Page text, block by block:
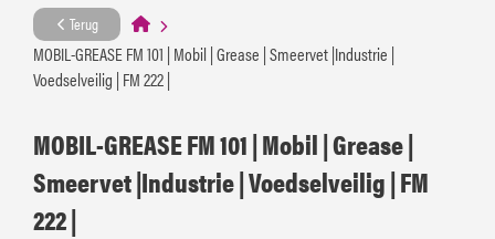
Terug
MOBIL-GREASE FM 101 | Mobil | Grease | Smeervet |Industrie |
Voedselveilig | FM 222 |
MOBIL-GREASE FM 101 | Mobil | Grease |
Smeervet |Industrie | Voedselveilig | FM
222 |